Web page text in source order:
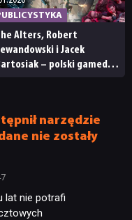
Alters, Robert
i Jacek
– polski gamedev
narzędzie
nie zostały
lat nie potrafi